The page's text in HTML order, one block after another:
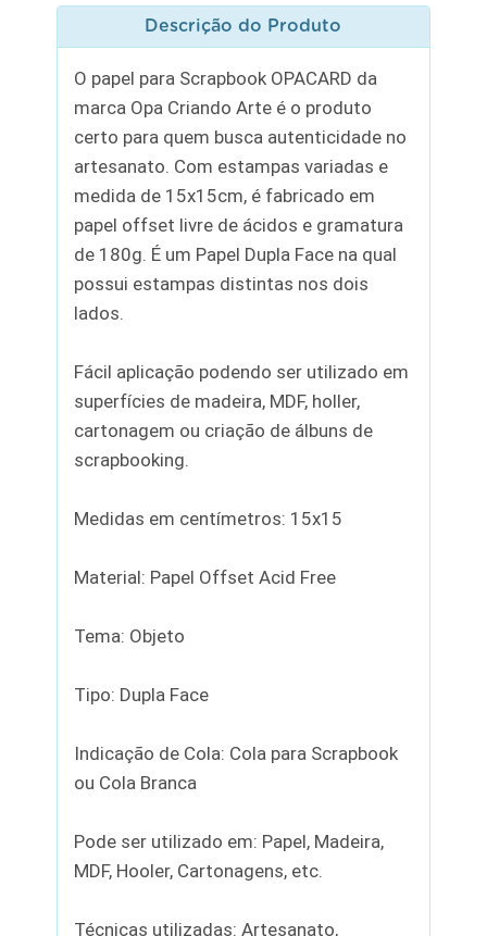
Descrição do Produto
O papel para Scrapbook OPACARD da
marca Opa Criando Arte é o produto
certo para quem busca autenticidade no
artesanato. Com estampas variadas e
medida de 15x15cm, é fabricado em
papel offset livre de ácidos e gramatura
de 180g. É um Papel Dupla Face na qual
possui estampas distintas nos dois
lados.
Fácil aplicação podendo ser utilizado em
superfícies de madeira, MDF, holler,
cartonagem ou criação de álbuns de
scrapbooking.
Medidas em centímetros: 15x15
Material: Papel Offset Acid Free
Tema: Objeto
Tipo: Dupla Face
Indicação de Cola: Cola para Scrapbook
ou Cola Branca
Pode ser utilizado em: Papel, Madeira,
MDF, Hooler, Cartonagens, etc.
Técnicas utilizadas: Artesanato,